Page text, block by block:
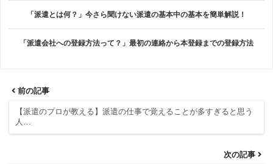
「派遣とは何？」今さら聞けない派遣の基本中の基本を簡単解説！
「派遣会社への登録方法って？」最初の連絡から本登録までの登録方法
前の記事
【派遣のプロが教える】派遣の仕事で覚えることが多すぎると思う
人…
次の記事